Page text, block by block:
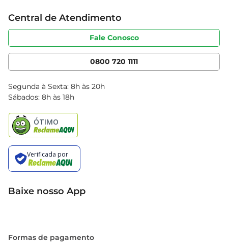
Sobre privacidade
Portal do fornecedor
Cencosud Media
Produtos Bretas
Código de ética
Serviços
Clube Bretas
Blog Bretas
Black Friday
Central de Atendimento
Fale Conosco
0800 720 1111
Segunda à Sexta: 8h às 20h
Sábados: 8h às 18h
Baixe nosso App
Formas de pagamento